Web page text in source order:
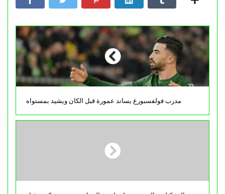
مدرب فولفسبورغ يساند عمورة قبل الكان ويشيد بمستواه